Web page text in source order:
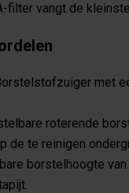
filter vangt de
met
roterende
de te reinigen
borstelhoogte